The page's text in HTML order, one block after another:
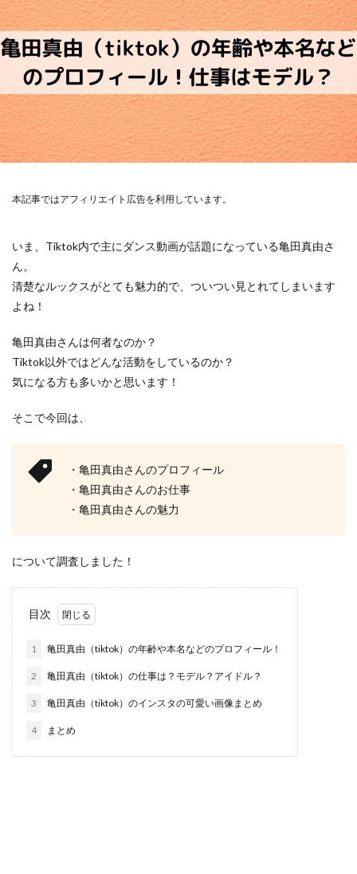
本記事ではアフィリエイト広告を利用しています。
いま、Tiktok内で主にダンス動画が話題になっている亀田真由さ
ん。
清楚なルックスがとても魅力的で、ついつい見とれてしまいます
よね！
亀田真由さんは何者なのか？
Tiktok以外ではどんな活動をしているのか？
気になる方も多いかと思います！
そこで今回は、
・亀田真由さんのプロフィール
・亀田真由さんのお仕事
・亀田真由さんの魅力
について調査しました！
目次
1 亀田真由（tiktok）の年齢や本名などのプロフィール！
2 亀田真由（tiktok）の仕事は？モデル？アイドル？
3 亀田真由（tiktok）のインスタの可愛い画像まとめ
4 まとめ